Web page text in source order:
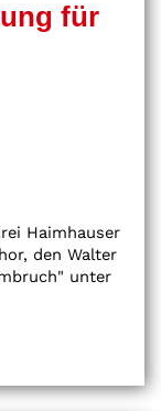
für
Haimhauser
den Walter
unter